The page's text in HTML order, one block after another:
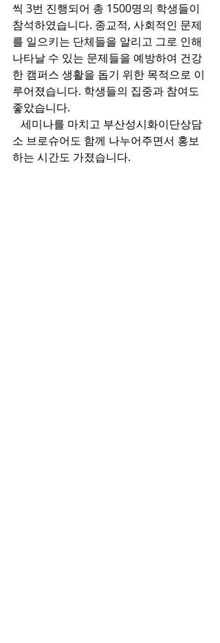
씩 3번 진행되어 총 1500명의 학생들이
참석하였습니다. 종교적, 사회적인 문제
를 일으키는 단체들을 알리고 그로 인해
나타날 수 있는 문제들을 예방하여 건강
한 캠퍼스 생활을 돕기 위한 목적으로 이
루어졌습니다. 학생들의 집중과 참여도
좋았습니다.
세미나를 마치고 부산성시화이단상담
소 브로슈어도 함께 나누어주면서 홍보
하는 시간도 가졌습니다.